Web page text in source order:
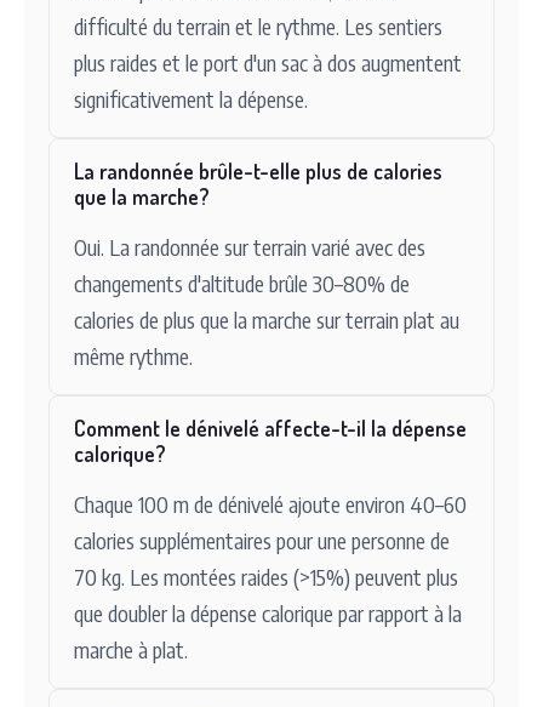
difficulté du terrain et le rythme. Les sentiers
plus raides et le port d'un sac à dos augmentent
significativement la dépense.
La randonnée brûle-t-elle plus de calories
que la marche?
Oui. La randonnée sur terrain varié avec des
changements d'altitude brûle 30–80% de
calories de plus que la marche sur terrain plat au
même rythme.
Comment le dénivelé affecte-t-il la dépense
calorique?
Chaque 100 m de dénivelé ajoute environ 40–60
calories supplémentaires pour une personne de
70 kg. Les montées raides (>15%) peuvent plus
que doubler la dépense calorique par rapport à la
marche à plat.